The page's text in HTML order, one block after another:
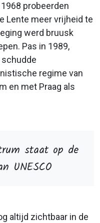
probeerden
Lente meer vrijheid te
werd bruusk
Pas in 1989,
regime van
en met Praag als
staat op de
UNESCO
altijd zichtbaar in de